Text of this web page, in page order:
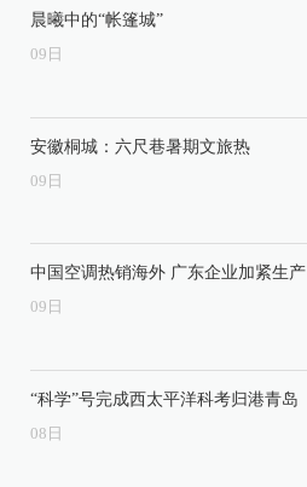
晨曦中的“帐篷城”
09 日
安徽桐城：六尺巷暑期文旅热
09 日
中国空调热销海外 广东企业加紧生产
09 日
“科学”号完成西太平洋科考归港青岛
08 日